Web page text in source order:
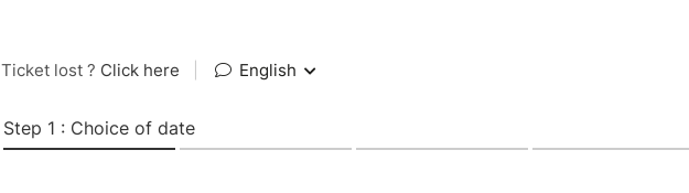
Ticket lost ? Click here English
Step 1 : Choice of date